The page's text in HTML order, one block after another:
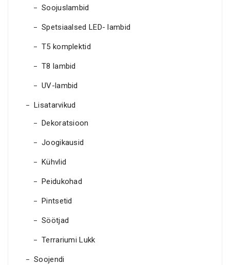
Soojuslambid
Spetsiaalsed LED- lambid
T5 komplektid
T8 lambid
UV-lambid
Lisatarvikud
Dekoratsioon
Joogikausid
Kühvlid
Peidukohad
Pintsetid
Söötjad
Terrariumi Lukk
Soojendi